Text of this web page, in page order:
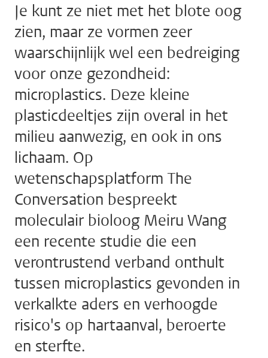
Je kunt ze niet met het blote oog
zien, maar ze vormen zeer
waarschijnlijk wel een bedreiging
voor onze gezondheid:
microplastics. Deze kleine
plasticdeeltjes zijn overal in het
milieu aanwezig, en ook in ons
lichaam. Op
wetenschapsplatform The
Conversation bespreekt
moleculair bioloog Meiru Wang
een recente studie die een
verontrustend verband onthult
tussen microplastics gevonden in
verkalkte aders en verhoogde
risico's op hartaanval, beroerte
en sterfte.